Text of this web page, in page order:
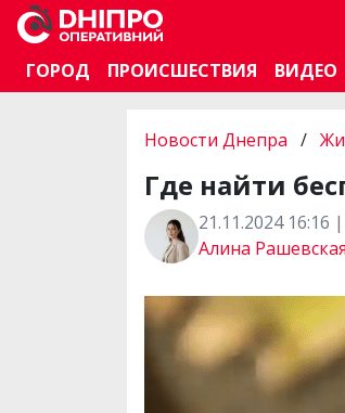
ГОРОД
ПРОИСШЕСТВИЯ ВИДЕО
Новости Днепра /
Где найти
21.11.2024 16:16 |
Алина Рашевская